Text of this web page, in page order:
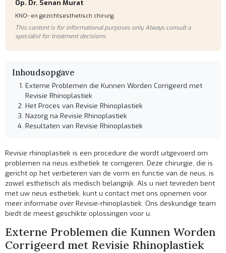
Op. Dr. Senan Murat
KNO- en gezichtsesthetisch chirurg.
This content is for informational purposes only. Always consult a
specialist for treatment decisions.
Inhoudsopgave
Externe Problemen die Kunnen Worden Corrigeerd met
Revisie Rhinoplastiek
Het Proces van Revisie Rhinoplastiek
Nazorg na Revisie Rhinoplastiek
Resultaten van Revisie Rhinoplastiek
Revisie rhinoplastiek is een procedure die wordt uitgevoerd om
problemen na neus esthetiek te corrigeren. Deze chirurgie, die is
gericht op het verbeteren van de vorm en functie van de neus, is
zowel esthetisch als medisch belangrijk. Als u niet tevreden bent
met uw neus esthetiek, kunt u contact met ons opnemen voor
meer informatie overRevisie-rhinoplastiek. Ons deskundige team
biedt de meest geschikte oplossingen voor u.
Externe Problemen die Kunnen Worden
Corrigeerd met Revisie Rhinoplastiek